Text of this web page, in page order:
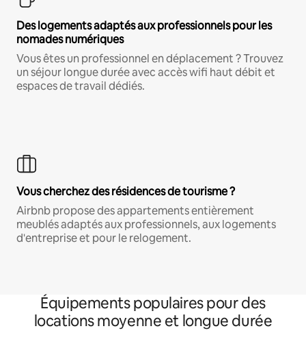
Des logements adaptés aux professionnels pour les
nomades numériques
Vous êtes un professionnel en déplacement ? Trouvez
un séjour longue durée avec accès wifi haut débit et
espaces de travail dédiés.
Vous cherchez des résidences de tourisme ?
Airbnb propose des appartements entièrement
meublés adaptés aux professionnels, aux logements
d'entreprise et pour le relogement.
Équipements populaires pour des
locations moyenne et longue durée